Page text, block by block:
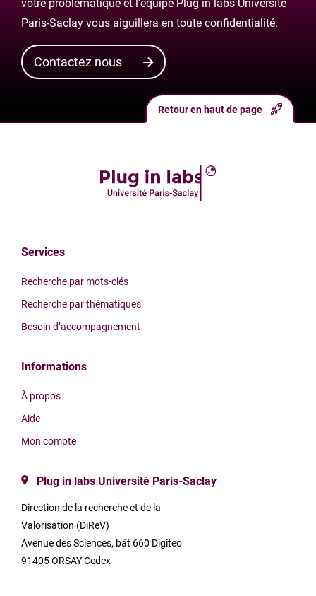
votre problématique et l’équipe Plug in labs Université
Paris-Saclay vous aiguillera en toute confidentialité.
Contactez nous
Services
Recherche par mots-clés
Recherche par thématiques
Besoin d’accompagnement
Informations
À propos
Aide
Mon compte
Plug in labs Université Paris-Saclay
Direction de la recherche et de la
Valorisation (DiReV)
Avenue des Sciences, bât 660 Digiteo
91405 ORSAY Cedex
Retour en haut de page